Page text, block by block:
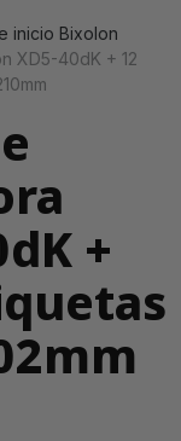
inicio Bixolon
XD5-40dK + 12
+